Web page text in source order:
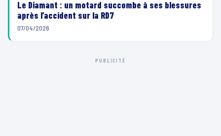
Le Diamant : un motard succombe à ses blessures
après l’accident sur la RD7
07/04/2026
PUBLICITÉ